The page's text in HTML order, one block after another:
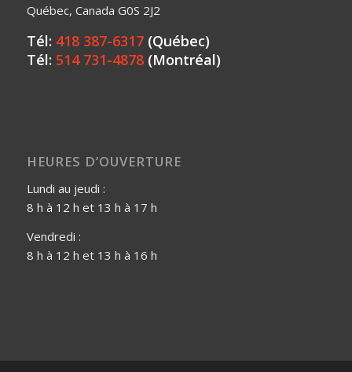
Québec, Canada G0S 2J2
Tél: 418 387-6317(Québec)
Tél: 514 731-4878(Montréal)
HEURES D’OUVERTURE
Lundi au jeudi :
8 h à 12 h et 13 h à 17 h
Vendredi :
8 h à 12 h et 13 h à 16 h